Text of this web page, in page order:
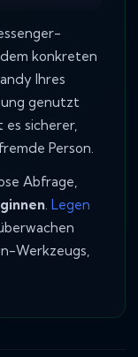
konkreten
Ihres
genutzt
es sicherer,
Person.
Abfrage,
. Legen
Werkzeugs,